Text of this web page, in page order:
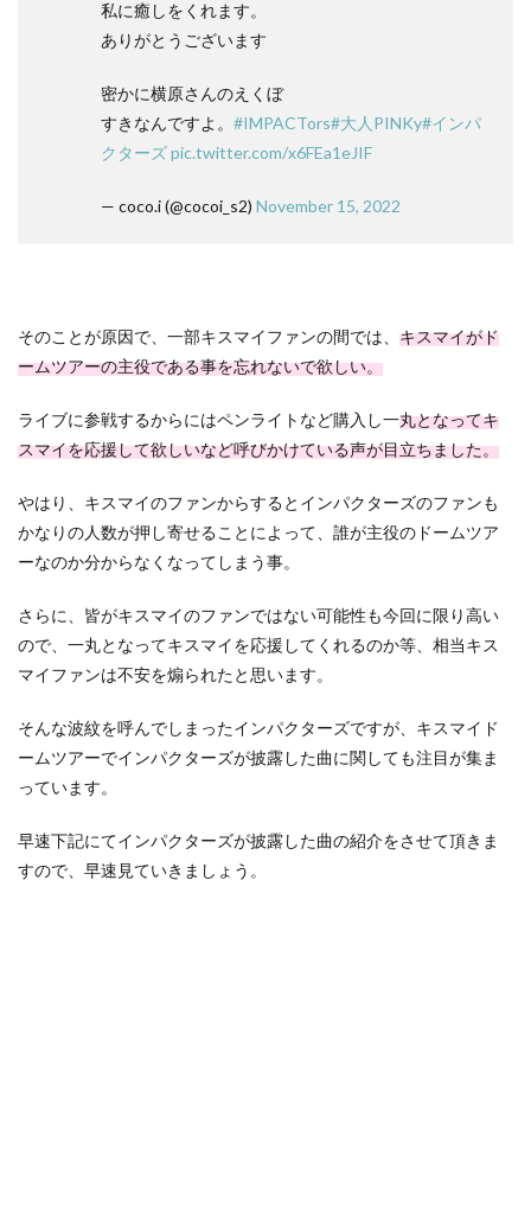
私に癒しをくれます。
ありがとうございます
密かに横原さんのえくぼ
すきなんですよ。 #IMPACTors#大人PINKy#インパ
クターズpic.twitter.com/x6FEa1eJIF
— coco.i (@cocoi_s2) November 15, 2022
そのことが原因で、一部キスマイファンの間では、 キスマイがド
ームツアーの主役である事を忘れないで欲しい。
ライブに参戦するからにはペンライトなど購入し一丸となってキ
スマイを応援して欲しいなど呼びかけている声が目立ちました。
やはり、キスマイのファンからするとインパクターズのファンも
かなりの人数が押し寄せることによって、誰が主役のドームツア
ーなのか分からなくなってしまう事。
さらに、皆がキスマイのファンではない可能性も今回に限り高い
ので、一丸となってキスマイを応援してくれるのか等、相当キス
マイファンは不安を煽られたと思います。
そんな波紋を呼んでしまったインパクターズですが、キスマイド
ームツアーでインパクターズが披露した曲に関しても注目が集ま
っています。
早速下記にてインパクターズが披露した曲の紹介をさせて頂きま
すので、早速見ていきましょう。